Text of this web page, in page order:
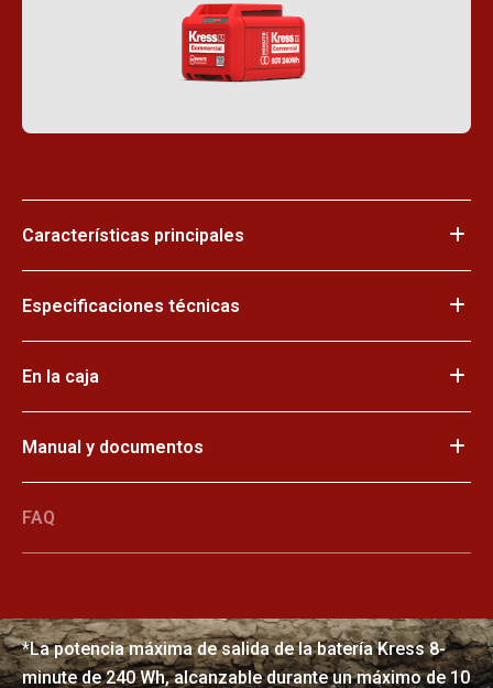
Características principales
Especificaciones técnicas
En la caja
Manual y documentos
FAQ
Potencia increíble
La composición química de las baterías Kress
CyberPack de 8 minutos permite una potencia máxima
*La potencia máxima de salida de la batería Kress 8-
minute de 240 Wh, alcanzable durante un máximo de 10